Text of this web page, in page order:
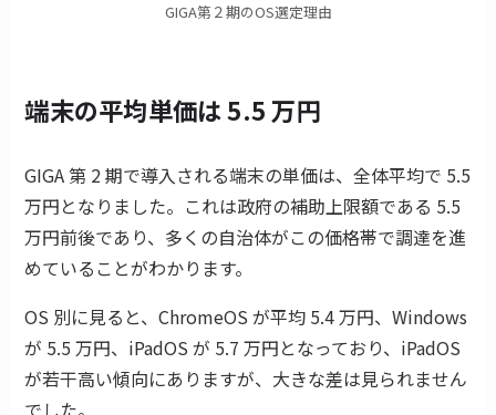
GIGA第２期のOS選定理由
端末の平均単価は 5.5 万円
GIGA 第 2 期で導入される端末の単価は、全体平均で 5.5
万円となりました。これは政府の補助上限額である 5.5
万円前後であり、多くの自治体がこの価格帯で調達を進
めていることがわかります。
OS 別に見ると、ChromeOS が平均 5.4 万円、Windows
が 5.5 万円、iPadOS が 5.7 万円となっており、iPadOS
が若干高い傾向にありますが、大きな差は見られません